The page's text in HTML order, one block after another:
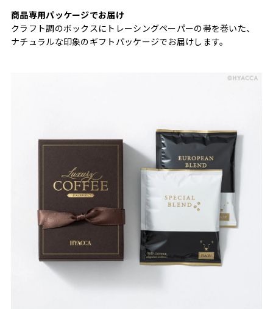
商品専用パッケージでお届け
クラフト調のボックスにトレーシングペーパーの帯を巻いた、
ナチュラルな印象のギフトパッケージでお届けします。